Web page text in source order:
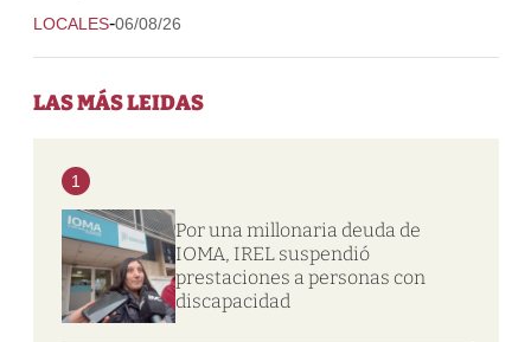
LOCALES-06/08/26
LAS MÁS LEIDAS
1
Por una millonaria deuda de
IOMA, IREL suspendió
prestaciones a personas con
discapacidad